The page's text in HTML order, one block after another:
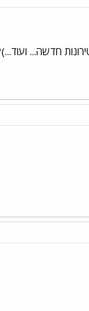
חדשה...